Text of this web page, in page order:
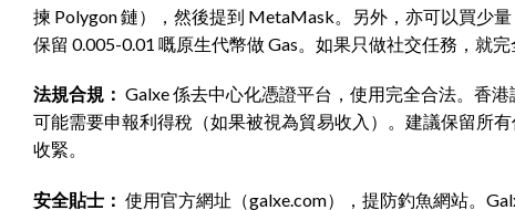
揀 Polygon 鏈），然後提到 MetaMask。另外，亦可以買少
保留 0.005-0.01 嘅原生代幣做 Gas。如果只做社交任務，就完
法規合規： Galxe 係去中心化憑證平台，使用完全合法。香
可能需要申報利得稅（如果被視為貿易收入）。建議保留所
收緊。
安全貼士： 使用官方網址（galxe.com），提防釣魚網站。